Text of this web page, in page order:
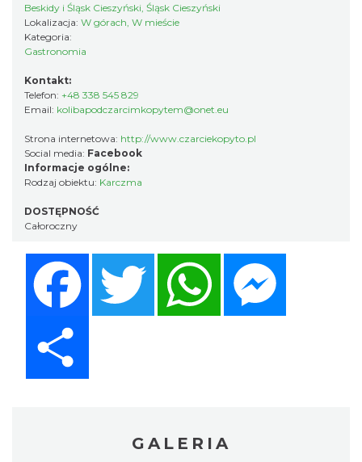
Beskidy i Śląsk Cieszyński, Śląsk Cieszyński
Lokalizacja: W górach, W mieście
Kategoria:
Gastronomia
Kontakt:
Telefon: +48 338 545 829
Email: kolibapodczarcimkopytem@onet.eu
Strona internetowa: http://www.czarciekopyto.pl
Social media: Facebook
Informacje ogólne:
Rodzaj obiektu: Karczma
DOSTĘPNOŚĆ
Całoroczny
Twitter WhatsApp
GALERIA